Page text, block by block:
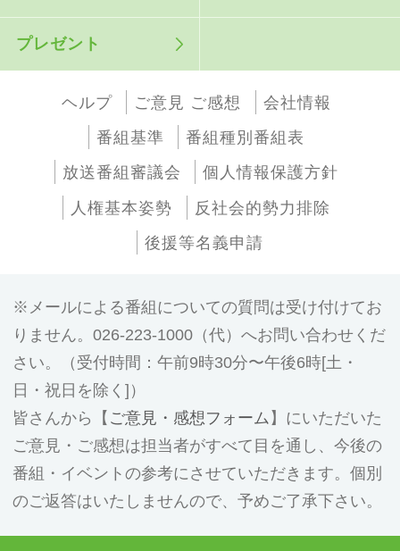
プレゼント
ヘルプ ご意見 ご感想
会社情報
番組基準
番組種別番組表
放送番組審議会
個人情報保護方針
人権基本姿勢
反社会的勢力排除
後援等名義申請
メールによる番組についての質問は受け付けてお
りません。026-223-1000（代）へお問い合わせくだ
さい。（受付時間：午前9時30分〜午後6時[土・
日・祝日を除く]）
皆さんから【 ご意見・感想フォーム 】にいただいた
ご意見・ご感想は担当者がすべて目を通し、今後の
番組・イベントの参考にさせていただきます。個別
のご返答はいたしませんので、予めご了承下さい。